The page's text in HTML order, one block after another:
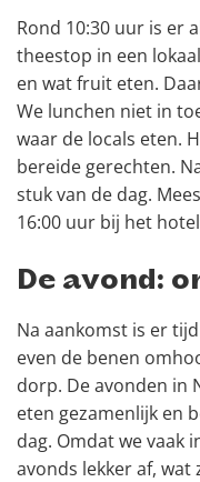
Rond 10:30 uur is er
theestop in een
en wat fruit eten.
We lunchen niet in
waar de locals eten.
bereide gerechten.
stuk van de dag.
16:00 uur bij het
De avond:
Na aankomst is er
even de benen
dorp. De avonden in
eten gezamenlijk en
dag. Omdat we vaak
avonds lekker af,